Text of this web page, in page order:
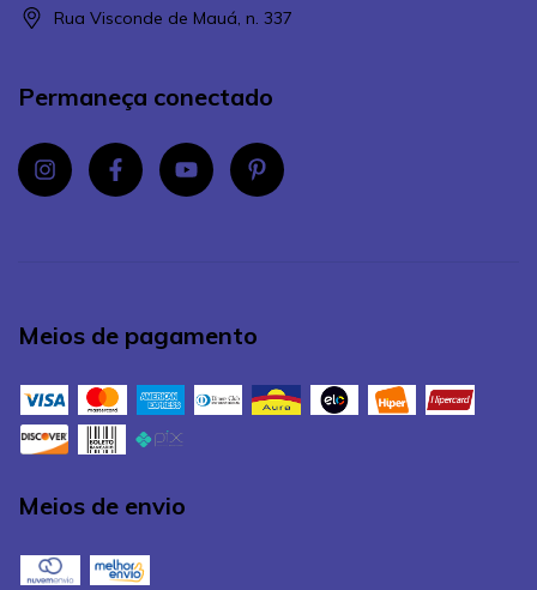
Rua Visconde de Mauá, n. 337
Permaneça conectado
Meios de pagamento
Meios de envio